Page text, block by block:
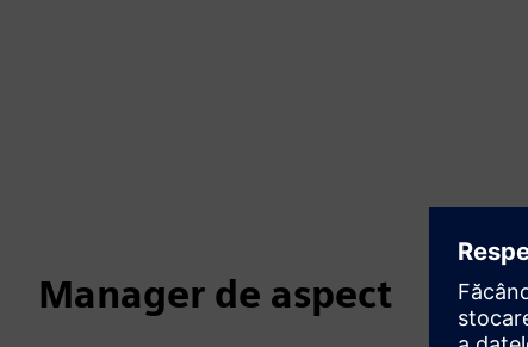
Manager de aspect